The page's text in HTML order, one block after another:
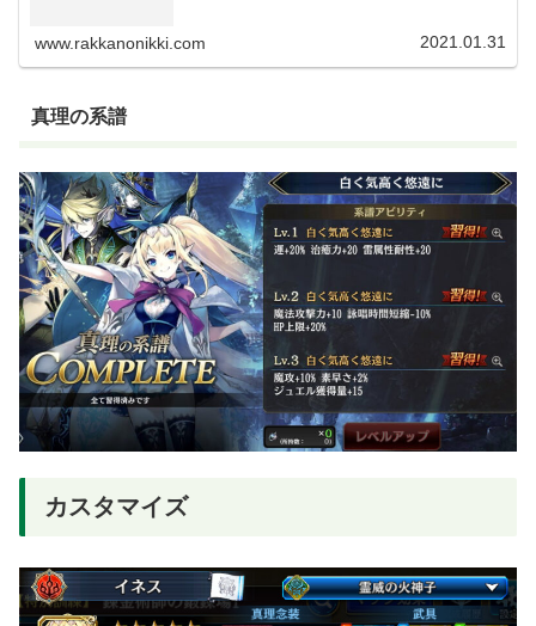
www.rakkanonikki.com 2021.01.31
真理の系譜
カスタマイズ